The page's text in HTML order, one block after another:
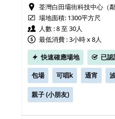
荃灣白田壩街科技中心（
場地面積: 1300平方尺
人數 : 8 至 30人
最低消費 : 3小時 x 8人
快速確應場地
已
包場 可唱k 通宵
親子 (小朋友)